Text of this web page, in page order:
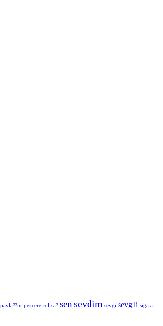
payla??m pencere rol sa? sen sevdim sevgi sevgili sigara